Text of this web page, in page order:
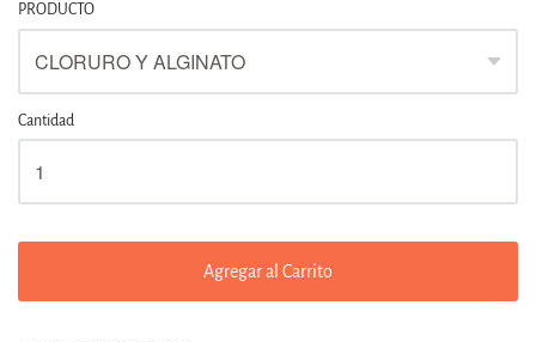
PRODUCTO
Cantidad
Agregar al Carrito